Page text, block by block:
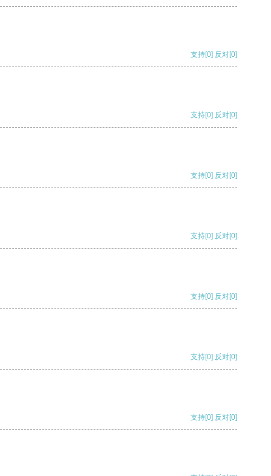
支持[0] 反对[0]
支持[0] 反对[0]
支持[0] 反对[0]
支持[0] 反对[0]
支持[0] 反对[0]
支持[0] 反对[0]
支持[0] 反对[0]